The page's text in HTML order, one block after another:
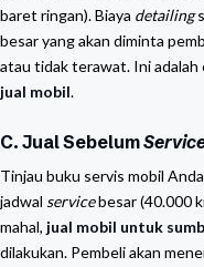
baret ringan). Biaya detailing
besar yang akan diminta
atau tidak terawat. Ini adalah
jual mobil.
C. Jual Sebelum
Tinjau buku servis mobil
jadwal servicebesar (40.000
mahal, jual mobil untuk
dilakukan. Pembeli akan